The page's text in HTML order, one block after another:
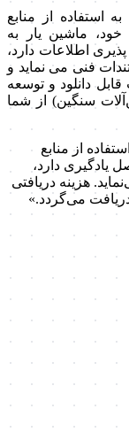
از منابع
ماشین یار به
اطلاعات دارد،
فنی می نماید و
دانلود و توسعه
سنگین) از شما
از منابع
یادگیری دارد،
هزینه دریافتی
می‌گردد.»